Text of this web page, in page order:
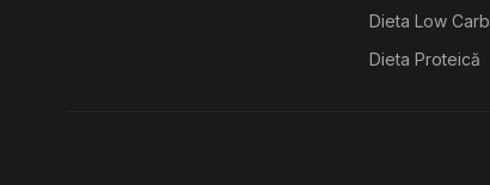
Dieta Low Carb
Dieta Proteică